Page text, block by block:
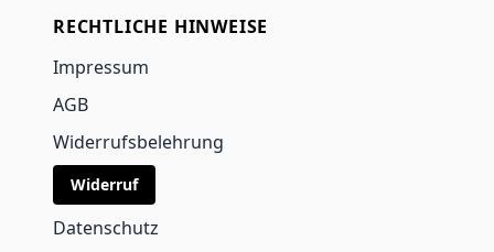
RECHTLICHE HINWEISE
Impressum
AGB
Widerrufsbelehrung
Widerruf
Datenschutz